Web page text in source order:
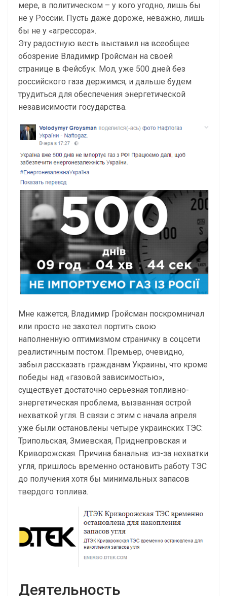
мере, в политическом – у кого угодно, лишь бы
не у России. Пусть даже дороже, неважно, лишь
бы не у «агрессора».
Эту радостную весть выставил на всеобщее
обозрение Владимир Гройсман на своей
странице в Фейсбук. Мол, уже 500 дней без
российского газа держимся, и дальше будем
трудиться для обеспечения энергетической
независимости государства.
Мне кажется, Владимир Гройсман поскромничал
или просто не захотел портить свою
наполненную оптимизмом страничку в соцсети
реалистичным постом. Премьер, очевидно,
забыл рассказать гражданам Украины, что кроме
победы над «газовой зависимостью»,
существует достаточно серьезная топливно-
энергетическая проблема, вызванная острой
нехваткой угля. В связи с этим с начала апреля
уже были остановлены четыре украинских ТЭС:
Трипольская, Змиевская, Приднепровская и
Криворожская. Причина банальна: из-за нехватки
угля, пришлось временно остановить работу ТЭС
до получения хотя бы минимальных запасов
твердого топлива.
Деятельность